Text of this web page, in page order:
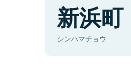
新浜町
シンハマチョウ